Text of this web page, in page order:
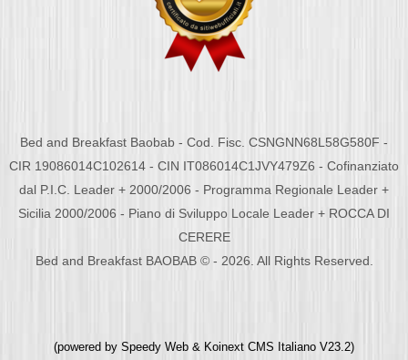
Bed and Breakfast Baobab - Cod. Fisc. CSNGNN68L58G580F -
CIR 19086014C102614 - CIN IT086014C1JVY479Z6 - Cofinanziato
dal P.I.C. Leader + 2000/2006 - Programma Regionale Leader +
Sicilia 2000/2006 - Piano di Sviluppo Locale Leader + ROCCA DI
CERERE
Bed and Breakfast BAOBAB © - 2026. All Rights Reserved.
(powered by Speedy Web & Koinext CMS Italiano V23.2)